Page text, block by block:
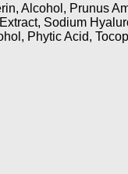
Alcohol, Prunus
Sodium
Phytic Acid,